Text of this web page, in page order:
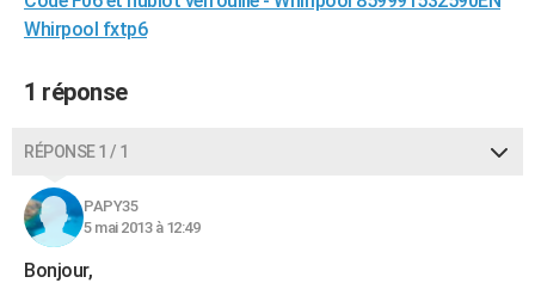
BONS PLANS
Carte de Noël
Carte Bonne année
Carte Saint-Valentin
Carte Pâques
Carte d'anniversaire
DICTIONNAIRE
Dictionnaire
Biographies
Citations
Expressions
Proverbes
PROGRAMME TV
COPAINS D'AVANT
S'inscrire
Se connecter
Lycées
Collèges
Primaires
Universités
Entreprises
Service militaire
Avis de recherche
Whirpool fxtp6
1 réponse
RÉPONSE 1 / 1
PAPY35
5 mai 2013 à 12:49
Bonjour,